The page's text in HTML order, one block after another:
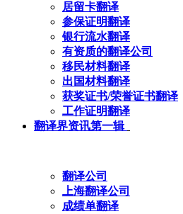
居留卡翻译
参保证明翻译
银行流水翻译
有资质的翻译公司
移民材料翻译
出国材料翻译
获奖证书/荣誉证书翻译
工作证明翻译
翻译界资讯第一辑
翻译公司
上海翻译公司
成绩单翻译